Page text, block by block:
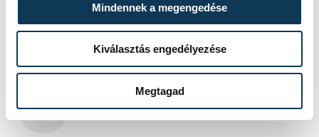
Mindennek a megengedése
Kiválasztás engedélyezése
Megtagad
vehir.hu